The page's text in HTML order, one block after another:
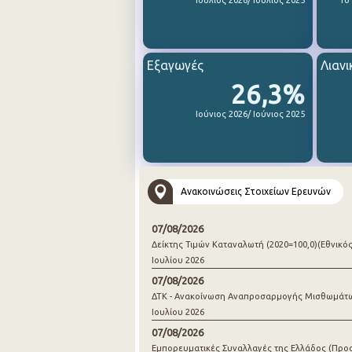
26,3%
Ιούνιος 2026/ Ιούνιος 2025
Εξαγωγές
Ανακοινώσεις Στοιχείων Ερευνών
07/08/2026
Δείκτης Τιμών Καταναλωτή
Ιουλίου 2026
07/08/2026
ΔΤΚ - Ανακοίνωση Αναπροσαρμογής
Ιουλίου 2026
07/08/2026
Εμπορευματικές Συναλλαγές της Ελλάδος